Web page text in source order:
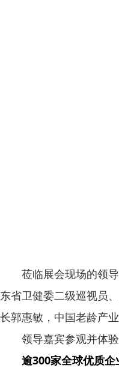
莅临展会现场的领
东省卫健委二级巡视员
长郭惠敏，中国老龄产
领导嘉宾参观并体
逾300家全球优质